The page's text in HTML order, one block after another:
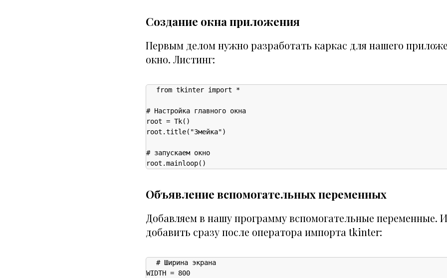
Создание окна приложения
Первым делом нужно разработать каркас для нашего
окно. Листинг:
from tkinter import *
# Настройка главного окна
root = Tk()
root.title("Змейка")
# запускаем окно
root.mainloop()
Объявление вспомогательных переменных
Добавляем в нашу программу вспомогательные переменные.
добавить сразу после оператора импорта tkinter:
# Ширина экрана
WIDTH = 800